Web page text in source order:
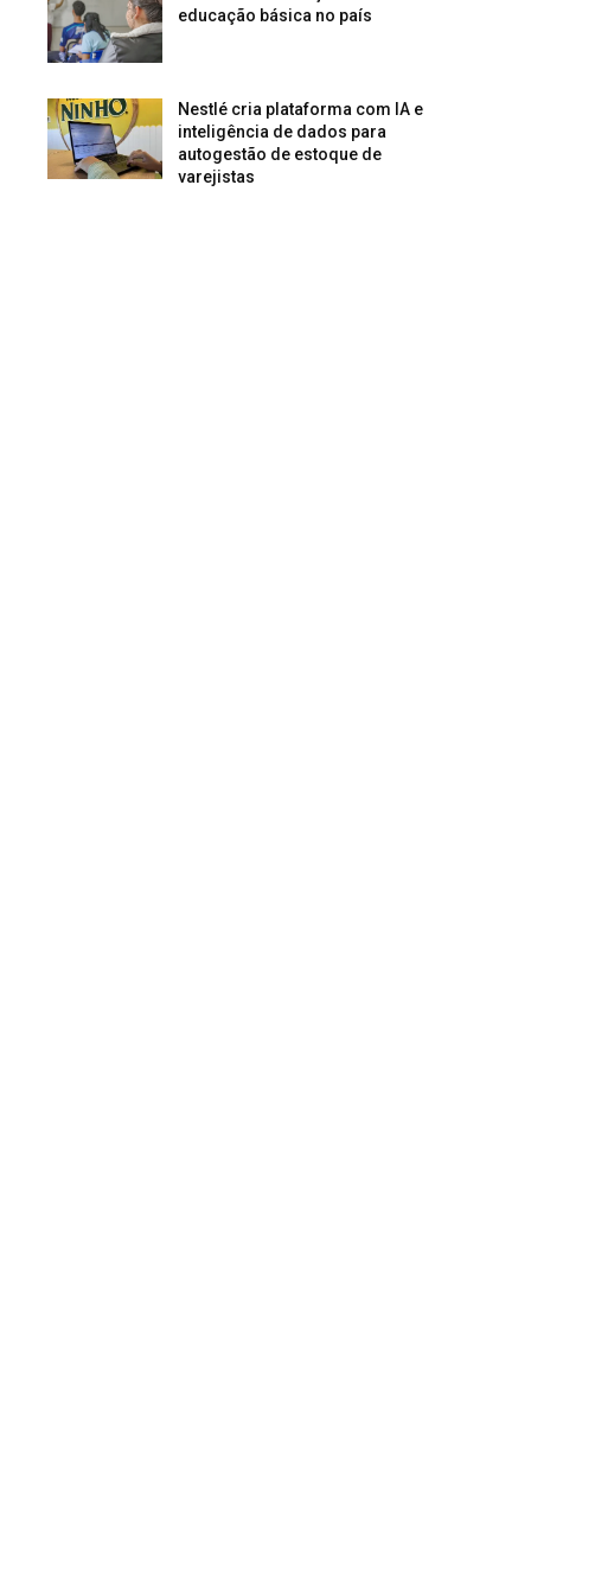
educação básica no país
Nestlé cria plataforma com IA e
inteligência de dados para
autogestão de estoque de
varejistas